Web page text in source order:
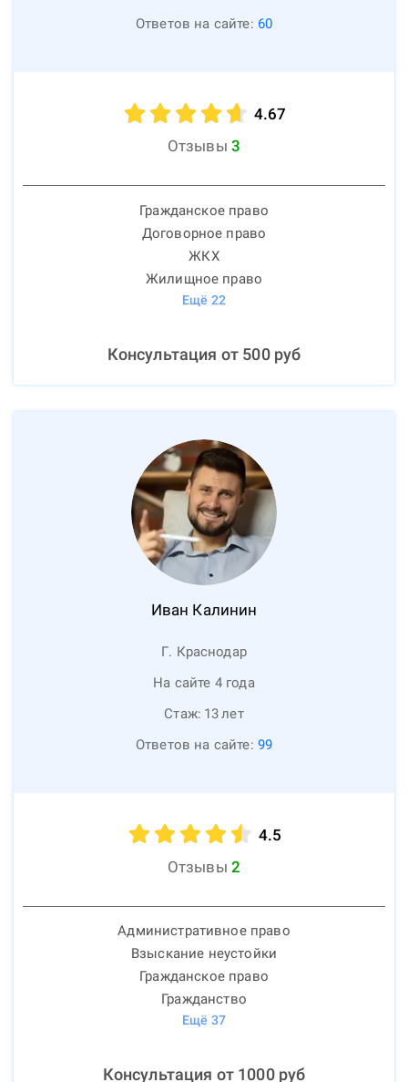
Ответов на сайте: 60
4.67
Отзывы 3
Гражданское право
Договорное право
ЖКХ
Жилищное право
Ещё 22
Консультация от 500руб
Иван Калинин
Г. Краснодар
На сайте 4 года
Стаж: 13лет
Ответов на сайте: 99
4.5
Отзывы 2
Административное право
Взыскание неустойки
Гражданское право
Гражданство
Ещё 37
Консультация от 1000руб